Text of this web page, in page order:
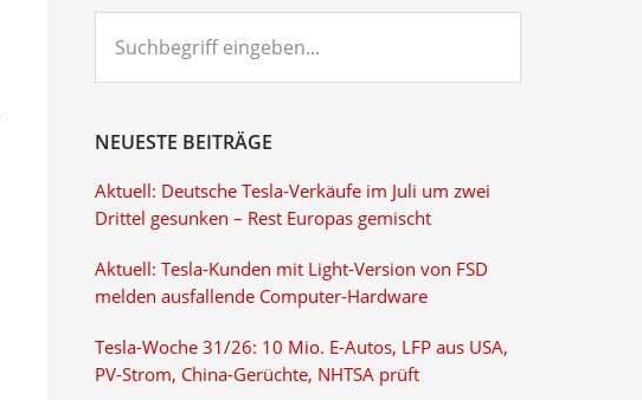
eingeben...
NEUESTE BEITRÄGE
Aktuell: Deutsche Tesla-Verkäufe im Juli um zwei
Drittel gesunken – Rest Europas gemischt
Aktuell: Tesla-Kunden mit Light-Version von FSD
melden ausfallende Computer-Hardware
Tesla-Woche 31/26: 10 Mio. E-Autos, LFP aus USA,
PV-Strom, China-Gerüchte, NHTSA prüft